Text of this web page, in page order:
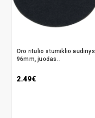
Oro ritulio stumiklio audinys
96mm, juodas..
2.49€